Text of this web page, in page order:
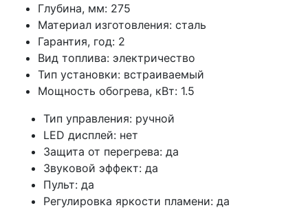
Глубина, мм: 275
Материал изготовления: сталь
Гарантия, год: 2
Вид топлива: электричество
Тип установки: встраиваемый
Мощность обогрева, кВт: 1.5
Тип управления: ручной
LED дисплей: нет
Защита от перегрева: да
Звуковой эффект: да
Пульт: да
Регулировка яркости пламени: да